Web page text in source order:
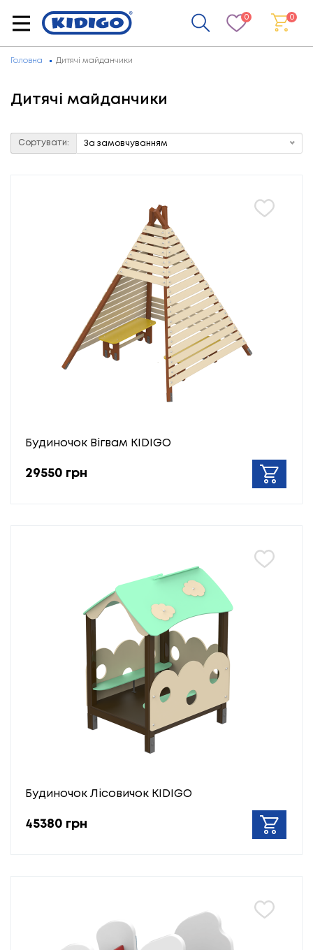
0 0
Головна Дитячі майданчики
Дитячі майданчики
Сортувати: За замовчуванням
Будиночок Вігвам KIDIGO
29550 грн
Будиночок Лісовичок KIDIGO
45380 грн